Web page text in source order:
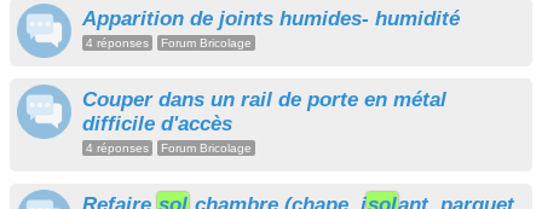
Apparition de joints humides- humidité
4 réponses Forum Bricolage
Couper dans un rail de porte en métal
difficile d'accès
4 réponses Forum Bricolage